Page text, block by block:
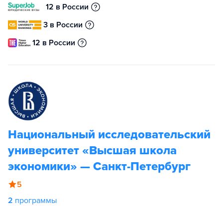
12 в России
3 в России
12 в России
Национальный исследовательский
университет «Высшая школа
экономики» — Санкт-Петербург
5
2 программы